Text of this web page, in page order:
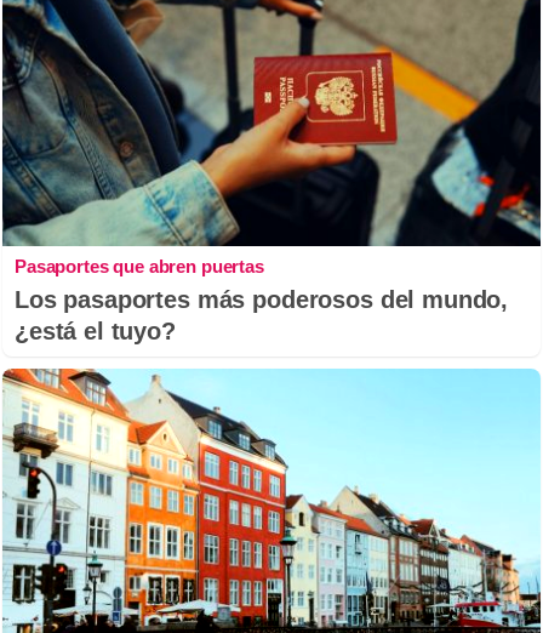
Pasaportes que abren puertas
Los pasaportes más poderosos del mundo,
¿está el tuyo?